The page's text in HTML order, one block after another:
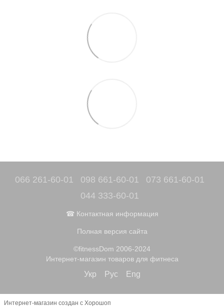
066 261-60-01 098 661-60-01
073 661-60-01
044 333-60-01
☎ Контактная информация
Полная версия сайта
©fitnessDom 2006-2024
Интернет-магазин товаров для фитнеса
Укр Рус Eng
Интернет-магазин создан с Хорошоп